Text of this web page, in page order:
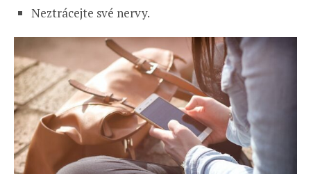
Neztrácejte své nervy.